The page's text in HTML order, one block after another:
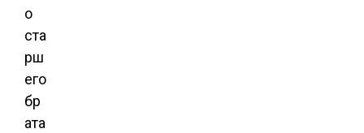
о
ста
рш
его
бр
ата